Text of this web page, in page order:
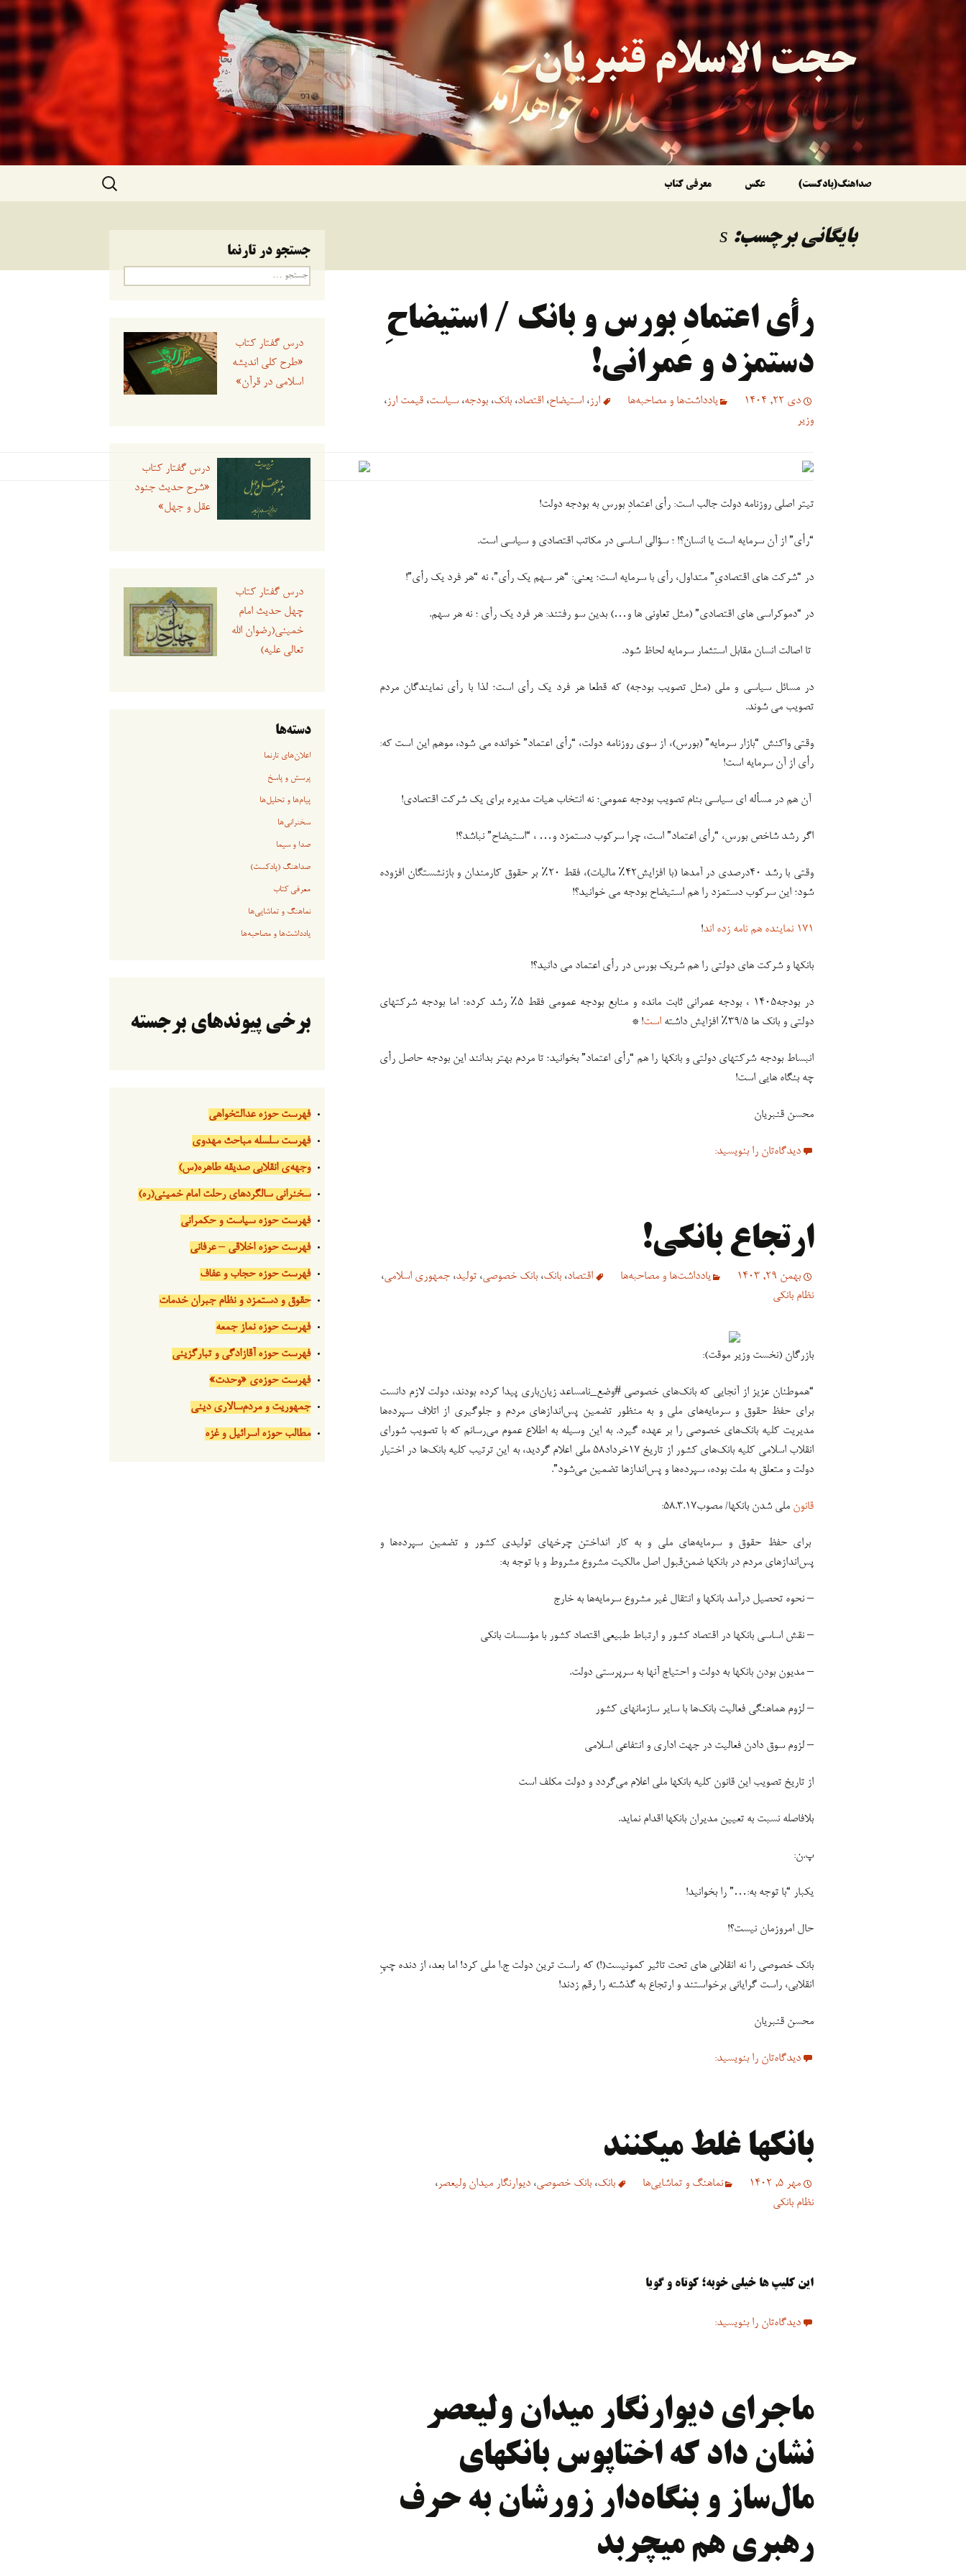
حجت الاسلام قنبریان
رفتن
نوشته‌ها
صداهنگ(پادکست) عکس معرفی کتاب
جستجو
برای:
بایگانی برچسب: s
رأی اعتمادِ بورس و بانک / استیضاحِ
دستمزد و عمرانی!
دی 22, 1404 یادداشت‌ها و مصاحبه‌ها ارز، استیضاح، اقتصاد، بانک، بودجه، سیاست، قیمت ارز،
وزیر
تیتر اصلی روزنامه دولت جالب است: رأی اعتمادِ بورس به بودجه دولت!
“رأی” از آن سرمایه است یا انسان؟! ؛ سؤالی اساسی در مکاتب اقتصادی و سیاسی است.
در “شرکت های اقتصادیِ” متداول، رأی با سرمایه است؛ یعنی: “هر سهم یک رأی”، نه “هر فرد یک رأی”!
در “دموکراسی های اقتصادی” (مثل تعاونی ها و…) بدین سو رفتند: هر فرد یک رأی ؛ نه هر سهم.
تا اصالت انسان مقابل استثمار سرمایه لحاظ شود.
در مسائل سیاسی و ملی (مثل تصویب بودجه) که قطعا هر فرد یک رأی است؛ لذا با رأی نمایندگان مردم
تصویب می شوند.
وقتی واکنش “بازار سرمایه” (بورس)، از سوی روزنامه دولت، “رأی اعتماد” خوانده می شود، موهم این است که:
رأی از آن سرمایه است!
آن هم در مسأله ای سیاسی بنام تصویب بودجه عمومی؛ نه انتخاب هیات مدیره برای یک شرکت اقتصادی!
اگر رشد شاخص بورس، “رأی اعتماد” است، چرا سرکوب دستمزد و… ، “استیضاح” نباشد؟!
وقتی با رشد ۴۰درصدی در آمدها (با افزایش۴۲٪ مالیات)، فقط ۲۰٪ بر حقوق کارمندان و بازنشستگان افزوده
شود؛ این سرکوب دستمزد را هم استیضاح بودجه می خوانید؟!
۱۷۱ نماینده هم نامه زده اند !
بانکها و شرکت های دولتی را هم شریک بورس در رأی اعتماد می دانید؟!
در بودجه۱۴۰۵ ، بودجه عمرانی ثابت مانده و منابع بودجه عمومی فقط ۵٪ رشد کرده؛ اما بودجه شرکتهای
دولتی و بانک ها ۳۹/۵٪ افزایش داشته
است! *
انبساط بودجه شرکتهای دولتی و بانکها را هم “رأی اعتماد” بخوانید؛ تا مردم بهتر بدانند این بودجه حاصل رأی
چه بنگاه هایی است!
محسن قنبریان
دیدگاه‌تان را بنویسید:
ارتجاع بانکی!
بهمن 29, 1403 یادداشت‌ها و مصاحبه‌ها اقتصاد، بانک، بانک خصوصی، تولید، جمهوری اسلامی،
نظام بانکی
بازرگان (نخست وزیر موقت):
“هموطنان عزیز از آنجایی که بانک‌های خصوصی #وضع_نامساعد زیان‌باری پیدا کرده بودند، دولت لازم دانست
برای حفظ حقوق و سرمایه‌های ملی و به منظور تضمین پس‌اندازهای مردم و جلوگیری از اتلاف سپرده‌ها
مدیریت کلیه بانک‌های خصوصی را بر عهده گیرد. به این وسیله به اطلاع عموم می‌رسانم که با تصویب شورای
انقلاب اسلامی کلیه بانک‌های کشور از تاریخ ۱۷خرداد۵۸ ملی اعلام گردید، به این ترتیب کلیه بانک‌ها در اختیار
دولت و متعلق به ملت بوده، سپرده‌ها و پس‌انداز‌ها تضمین می‌شود”.
قانون ملی شدن بانکها/‌ مصوب۵۸.۳.۱۷:
برای حفظ حقوق و سرمایه‌های ملی و به کار انداختن چرخهای تولیدی کشور و تضمین سپرده‌ها و
پس‌اندازهای مردم در بانکها ضمن‌قبول اصل مالکیت مشروع مشروط و با توجه به:
– نحوه تحصیل درآمد بانکها و انتقال غیر مشروع سرمایه‌ها به خارج
– نقش اساسی بانکها در اقتصاد کشور و ارتباط طبیعی اقتصاد کشور با مؤسسات بانکی
– مدیون بودن بانکها به دولت و احتیاج آنها به سرپرستی دولت.
– لزوم هماهنگی فعالیت بانک‌ها با سایر سازمانهای کشور
– لزوم سوق دادن فعالیت در جهت اداری و انتفاعی اسلامی
‌از تاریخ تصویب این قانون کلیه بانکها ملی اعلام می‌گردد و دولت مکلف است
بلافاصله نسبت به تعیین مدیران بانکها اقدام نماید.
پ.ن:
یکبار “با توجه به:…” را بخوانید!
حال امروزمان نیست؟!
بانک خصوصی را نه انقلابی های تحت تاثیر کمونیست(!) که راست ترین دولت ج.ا ملی کرد! اما بعد، از دنده چپِ
انقلابی، راست گرایانی برخواستند و ارتجاع به گذشته را رقم زدند!
محسن قنبریان
دیدگاه‌تان را بنویسید:
بانکها غلط میکنند
مهر 5, 1402 نماهنگ و تماشایی‌ها بانک، بانک خصوصی، دیوارنگار میدان ولیعصر ،
نظام بانکی
این کلیپ ها خیلی خوبه؛ کوتاه و گویا
دیدگاه‌تان را بنویسید:
ماجرای دیوارنگار میدان ولیعصر
نشان داد که اختاپوس بانکهای
مال‌ساز و بنگاه‌دار زورشان به حرف
رهبری هم‌ میچربد‌
جستجو در تارنما
جستجو
درس گفتار کتاب
«طرح کلی اندیشه
اسلامی در قرآن»
درس گفتار کتاب
«شرح حدیث جنود
عقل و جهل»
درس گفتار کتاب
چهل حدیث امام
خمینی(رضوان الله
تعالی علیه)
دسته‌ها
اعلان‌های تارنما
پرسش و پاسخ
پیام‌ها و تحلیل‌ها
سخنرانی‏‏‌ها
صدا و سیما
صداهنگ (پادکست)
معرفی کتاب
نماهنگ و تماشایی‌ها
یادداشت‌ها و مصاحبه‌ها
برخی پیوندهای برجسته
فهرست حوزه عدالتخواهی
فهرست سلسله مباحث مهدوی
وجهه‌ی انقلابی صدیقه طاهره(س)
سخنرانی سالگردهای رحلت امام خمینی(ره)
فهرست حوزه سیاست و حکمرانی
فهرست حوزه اخلاقی – عرفانی
فهرست حوزه حجاب و عفاف
حقوق و دستمزد و نظام جبران خدمات
فهرست حوزه نماز جمعه
فهرست حوزه آقازادگی و تبارگزینی
فهرست حوزه‌ی «وحدت»
جمهوریت و مردم‌سالاری دینی
مطالب حوزه اسرائیل و غزه